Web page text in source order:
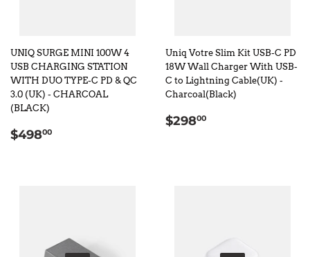
UNIQ SURGE MINI 100W 4
USB CHARGING STATION
WITH DUO TYPE-C PD & QC
3.0 (UK) - CHARCOAL
(BLACK)
定
$49800
Uniq Votre Slim Kit USB-C PD
18W Wall Charger With USB-
C to Lightning Cable(UK) -
Charcoal(Black)
定
$29800